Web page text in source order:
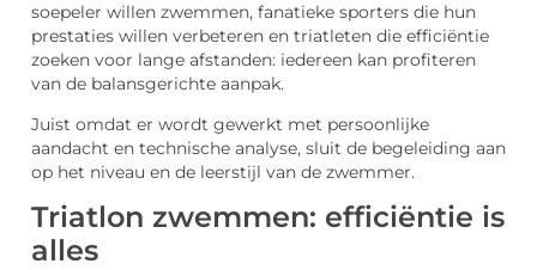
soepeler willen zwemmen, fanatieke sporters die hun
prestaties willen verbeteren en triatleten die efficiëntie
zoeken voor lange afstanden: iedereen kan profiteren
van de balansgerichte aanpak.
Juist omdat er wordt gewerkt met persoonlijke
aandacht en technische analyse, sluit de begeleiding aan
op het niveau en de leerstijl van de zwemmer.
Triatlon zwemmen: efficiëntie is
alles